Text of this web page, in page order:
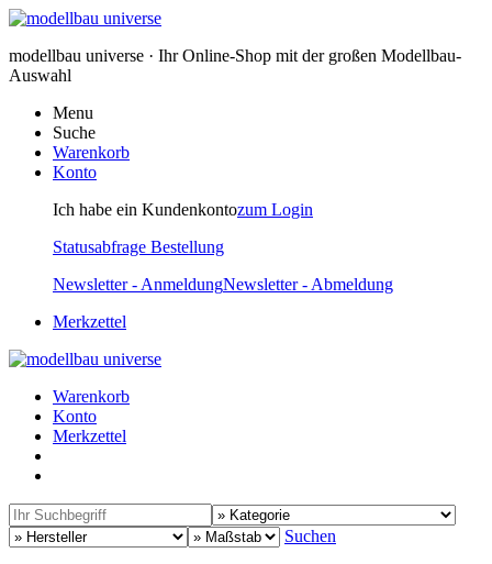
modellbau universe · Ihr Online-Shop mit der großen Modellbau-
Auswahl
Menu
Suche
Warenkorb
Konto
Ich habe ein Kundenkontozum Login
Statusabfrage Bestellung
Newsletter - AnmeldungNewsletter - Abmeldung
Merkzettel
Warenkorb
Konto
Merkzettel
Suchen